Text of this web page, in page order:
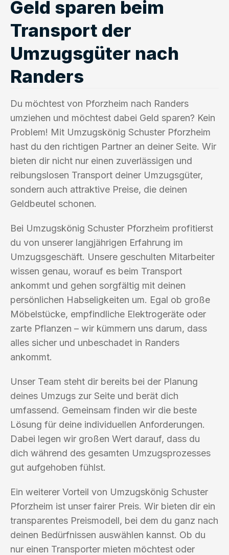
Geld sparen beim
Transport der
Umzugsgüter nach
Randers
Du möchtest von Pforzheim nach Randers
umziehen und möchtest dabei Geld sparen? Kein
Problem! Mit Umzugskönig Schuster Pforzheim
hast du den richtigen Partner an deiner Seite. Wir
bieten dir nicht nur einen zuverlässigen und
reibungslosen Transport deiner Umzugsgüter,
sondern auch attraktive Preise, die deinen
Geldbeutel schonen.
Bei Umzugskönig Schuster Pforzheim profitierst
du von unserer langjährigen Erfahrung im
Umzugsgeschäft. Unsere geschulten Mitarbeiter
wissen genau, worauf es beim Transport
ankommt und gehen sorgfältig mit deinen
persönlichen Habseligkeiten um. Egal ob große
Möbelstücke, empfindliche Elektrogeräte oder
zarte Pflanzen – wir kümmern uns darum, dass
alles sicher und unbeschadet in Randers
ankommt.
Unser Team steht dir bereits bei der Planung
deines Umzugs zur Seite und berät dich
umfassend. Gemeinsam finden wir die beste
Lösung für deine individuellen Anforderungen.
Dabei legen wir großen Wert darauf, dass du
dich während des gesamten Umzugsprozesses
gut aufgehoben fühlst.
Ein weiterer Vorteil von Umzugskönig Schuster
Pforzheim ist unser fairer Preis. Wir bieten dir ein
transparentes Preismodell, bei dem du ganz nach
deinen Bedürfnissen auswählen kannst. Ob du
nur einen Transporter mieten möchtest oder